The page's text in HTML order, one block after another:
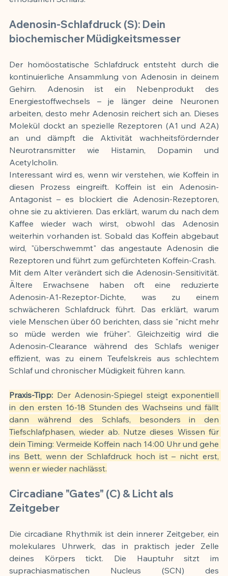
Adenosin-Schlafdruck (S): Dein
biochemischer Müdigkeitsmesser
Der homöostatische Schlafdruck entsteht durch die
kontinuierliche Ansammlung von Adenosin in deinem
Gehirn. Adenosin ist ein Nebenprodukt des
Energiestoffwechsels – je länger deine Neuronen
arbeiten, desto mehr Adenosin reichert sich an. Dieses
Molekül dockt an spezielle Rezeptoren (A1 und A2A)
an und dämpft die Aktivität wachheitsfördernder
Neurotransmitter wie Histamin, Dopamin und
Acetylcholin.
Interessant wird es, wenn wir verstehen, wie Koffein in
diesen Prozess eingreift. Koffein ist ein Adenosin-
Antagonist – es blockiert die Adenosin-Rezeptoren,
ohne sie zu aktivieren. Das erklärt, warum du nach dem
Kaffee wieder wach wirst, obwohl das Adenosin
weiterhin vorhanden ist. Sobald das Koffein abgebaut
wird, "überschwemmt" das angestaute Adenosin die
Rezeptoren und führt zum gefürchteten Koffein-Crash.
Mit dem Alter verändert sich die Adenosin-Sensitivität.
Ältere Erwachsene haben oft eine reduzierte
Adenosin-A1-Rezeptor-Dichte, was zu einem
schwächeren Schlafdruck führt. Das erklärt, warum
viele Menschen über 60 berichten, dass sie "nicht mehr
so müde werden wie früher". Gleichzeitig wird die
Adenosin-Clearance während des Schlafs weniger
effizient, was zu einem Teufelskreis aus schlechtem
Schlaf und chronischer Müdigkeit führen kann.
Praxis-Tipp: Der Adenosin-Spiegel steigt exponentiell
in den ersten 16-18 Stunden des Wachseins und fällt
dann während des Schlafs, besonders in den
Tiefschlafphasen, wieder ab. Nutze dieses Wissen für
dein Timing: Vermeide Koffein nach 14:00 Uhr und gehe
ins Bett, wenn der Schlafdruck hoch ist – nicht erst,
wenn er wieder nachlässt.
Circadiane "Gates" (C) & Licht als
Zeitgeber
Die circadiane Rhythmik ist dein innerer Zeitgeber, ein
molekulares Uhrwerk, das in praktisch jeder Zelle
deines Körpers tickt. Die Hauptuhr sitzt im
suprachiasmatischen Nucleus (SCN) des